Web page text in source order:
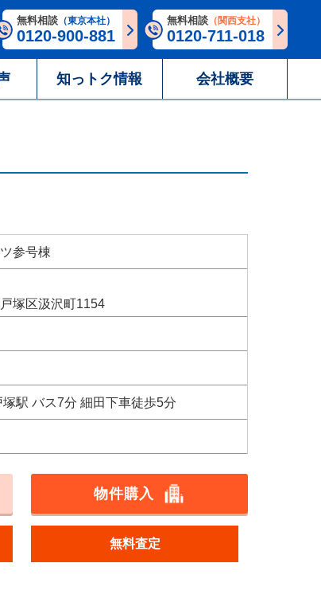
無料相談 （東京本社）
0120-900-881
無料相談 （関西支社）
0120-711-018
知っトク情報 会社概要
参号棟
塚区汲沢町1154
駅 バス7分 細田下車徒歩5分
物件購入
無料査定